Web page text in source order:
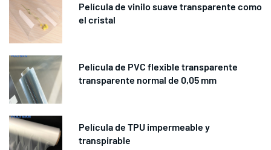
Película de vinilo suave transparente como
el cristal
Película de PVC flexible transparente
transparente normal de 0,05 mm
Película de TPU impermeable y
transpirable